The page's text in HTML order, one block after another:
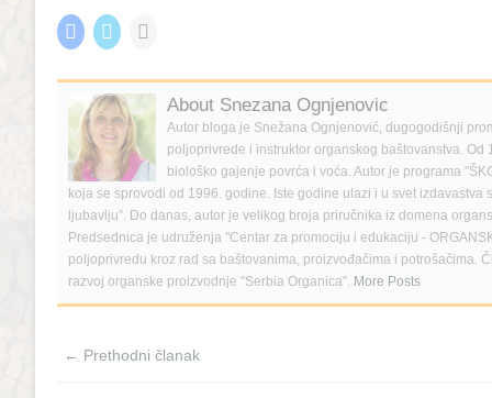
C
l
k
t
o
s
a
r
e
o
n
a
c
b
o
O
C
l
k
t
o
s
h
a
r
e
o
n
T
w
i
t
e
p
k
t
o
l
a
l
n
k
t
o
a
e
About Snezana Ognjenovic
Autor bloga je Snežana Ognjenović, dugogodišnji
poljoprivrede i instruktor organskog baštovanstva.
biološko gajenje povrća i voća. Autor je programa
koja se sprovodi od 1996. godine. Iste godine ulazi i u svet izdavastva
ljubavlju”. Do danas, autor je velikog broja priručnika iz domena
Predsednica je udruženja "Centar za promociju i edukaciju -
poljoprivredu kroz rad sa baštovanima, proizvođačima i potrošačima.
razvoj organske proizvodnje "Serbia Organica". More Posts
← Prethodni članak